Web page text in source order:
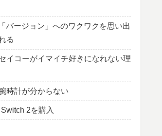
バージョン」へのワクワクを思い出
る
イコーがイマイチ好きになれない理
時計が分からない
2を購入